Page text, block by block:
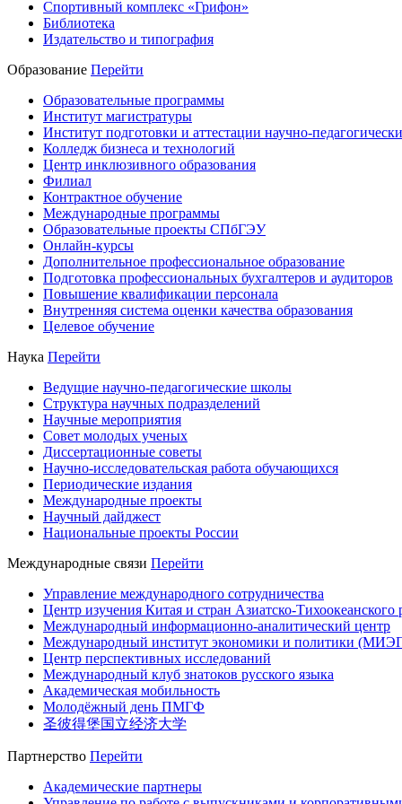
Спортивный комплекс «Грифон»
Библиотека
Издательство и типография
Образование Перейти
Образовательные программы
Институт магистратуры
Институт подготовки и аттестации научно-
Колледж бизнеса и технологий
Центр инклюзивного образования
Филиал
Контрактное обучение
Международные программы
Образовательные проекты СПбГЭУ
Онлайн-курсы
Дополнительное профессиональное образование
Подготовка профессиональных бухгалтеров и аудиторов
Повышение квалификации персонала
Внутренняя система оценки качества образования
Целевое обучение
Наука Перейти
Ведущие научно-педагогические школы
Структура научных подразделений
Научные мероприятия
Совет молодых ученых
Диссертационные советы
Научно-исследовательская работа обучающихся
Периодические издания
Международные проекты
Научный дайджест
Национальные проекты России
Международные связи Перейти
Управление международного сотрудничества
Центр изучения Китая и стран Азиатско-Тихоокеанского
Международный информационно-аналитический центр
Международный институт экономики и политики
Центр перспективных исследований
Международный клуб знатоков русского языка
Академическая мобильность
Молодёжный день ПМГФ
圣彼得堡国立经济大学
Партнерство Перейти
Академические партнеры